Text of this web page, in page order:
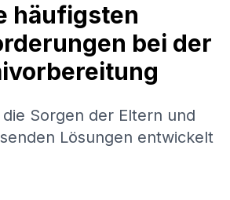
häufigsten
bei der
Sorgen der Eltern und
Lösungen entwickelt